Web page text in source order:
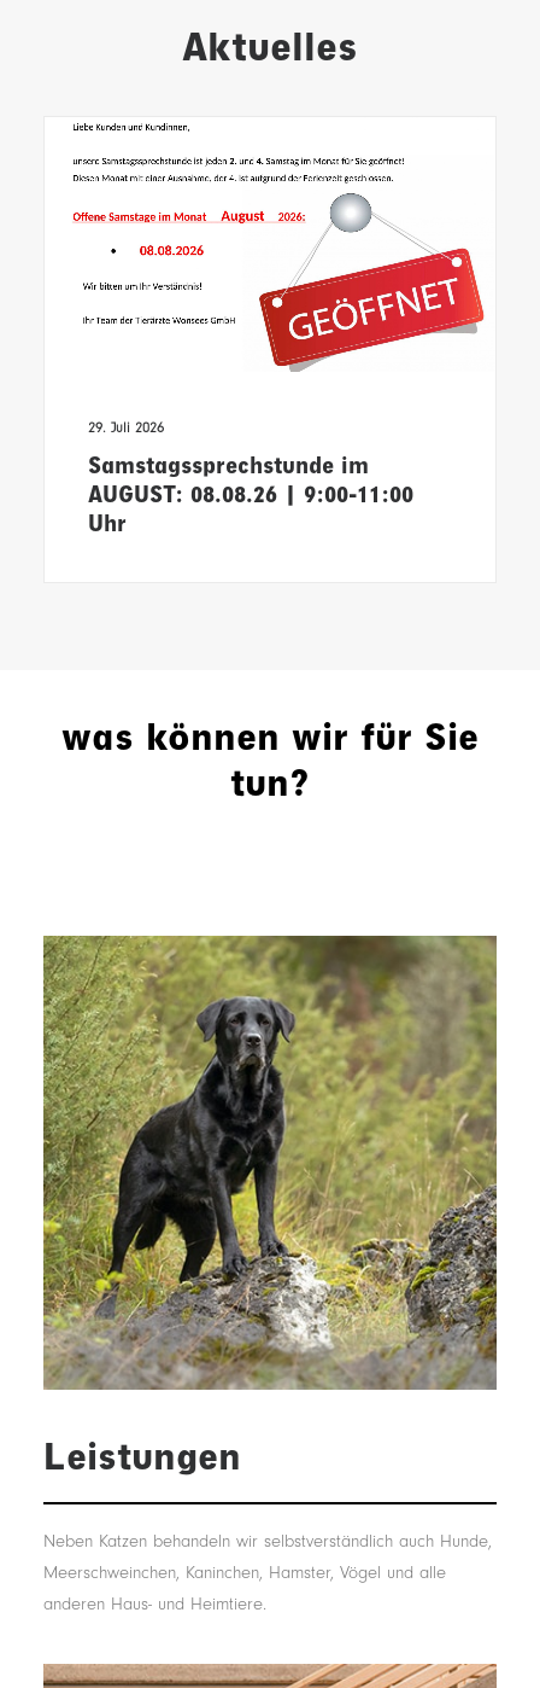
Aktuelles
6. Juli 2026
Tierärzte Wonsees unterstützen
die Nachwuchsarbeit der SpVgg
Wonsees
was können wir für Sie
tun?
Leistungen
Neben Katzen behandeln wir selbstverständlich auch Hunde,
Meerschweinchen, Kaninchen, Hamster, Vögel und alle
anderen Haus- und Heimtiere.